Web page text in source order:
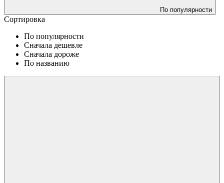
По популярности
Сортировка
По популярности
Сначала дешевле
Сначала дороже
По названию